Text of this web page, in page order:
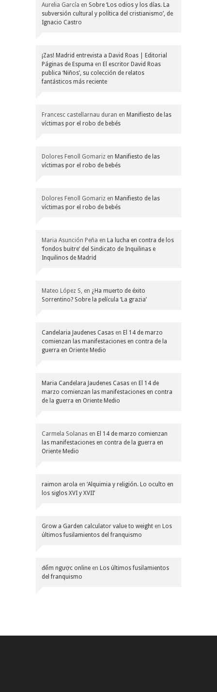
Aurelia García en Sobre ‘Los odios y los días. La
subversión cultural y política del cristianismo’, de
Ignacio Castro
¡Zas! Madrid entrevista a David Roas | Editorial
Páginas de Espuma en El escritor David Roas
publica ‘Niños’, su colección de relatos
fantásticos más reciente
Francesc castellarnau duran en Manifiesto de las
víctimas por el robo de bebés
Dolores Fenoll Gomariz en Manifiesto de las
víctimas por el robo de bebés
Dolores Fenoll Gomariz en Manifiesto de las
víctimas por el robo de bebés
Maria Asunción Peña en La lucha en contra de los
‘fondos buitre’ del Sindicato de Inquilinas e
Inquilinos de Madrid
Mateo López S, en ¿Ha muerto de éxito
Sorrentino? Sobre la película ‘La grazia’
Candelaria Jaudenes Casas en El 14 de marzo
comienzan las manifestaciones en contra de la
guerra en Oriente Medio
Maria Candelara Jaudenes Casas en El 14 de
marzo comienzan las manifestaciones en contra
de la guerra en Oriente Medio
Carmela Solanas en El 14 de marzo comienzan
las manifestaciones en contra de la guerra en
Oriente Medio
raimon arola en ‘Alquimia y religión. Lo oculto en
los siglos XVI y XVII’
Grow a Garden calculator value to weight en Los
últimos fusilamientos del franquismo
đếm ngược online en Los últimos fusilamientos
del franquismo